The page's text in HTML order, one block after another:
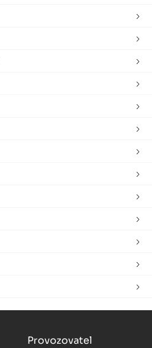
Provozovatel